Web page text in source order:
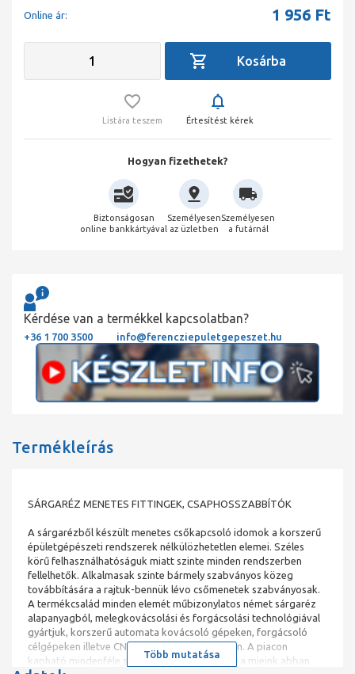
Online ár: 1 956 Ft
Listára teszem Értesítést kérek
Hogyan fizethetek?
Biztonságosan
online bankkártyával
Személyesen
az üzletben
Személyesen
a futárnál
Kérdése van a termékkel kapcsolatban?
+36 1 700 3500 info@ferencziepuletgepeszet.hu
Termékleírás
SÁRGARÉZ MENETES FITTINGEK, CSAPHOSSZABBÍTÓK
A sárgarézből készült menetes csőkapcsoló idomok a korszerű
épületgépészeti rendszerek nélkülözhetetlen elemei. Széles
körű felhasználhatóságuk miatt szinte minden rendszerben
fellelhetők. Alkalmasak szinte bármely szabványos közeg
továbbítására a rajtuk-bennük lévo csőmenetek szabványosak.
A termékcsalád minden elemét műbizonylatos német sárgaréz
alapanyagból, melegkovácsolási és forgácsolási technológiával
gyártjuk, korszerű automata kovácsoló gépeken, forgácsoló
célgépeken illetve CNC eszterga központokon. A piacon
kapható mindenféle származású termékektől a mieink abban
Több mutatása